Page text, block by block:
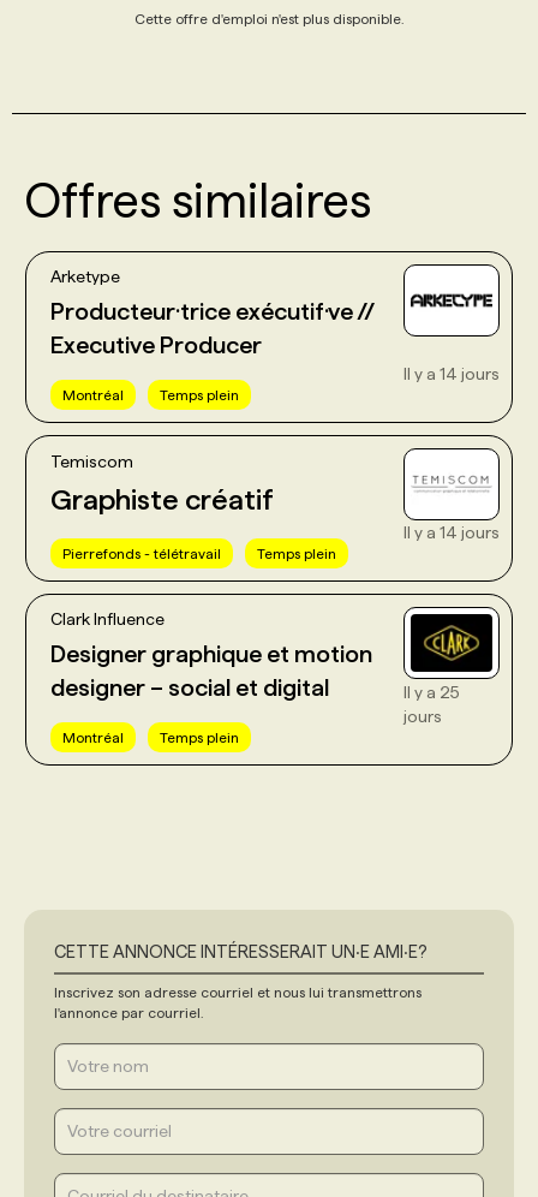
Cette offre d'emploi n'est plus disponible.
Offres similaires
Arketype
Producteur·trice exécutif·ve //
Executive Producer
Montréal Temps plein
Il y a 14 jours
Temiscom
Graphiste créatif
Pierrefonds - télétravail Temps plein
Il y a 14 jours
Clark Influence
Designer graphique et motion
designer – social et digital
Montréal Temps plein
Il y a 25
jours
CETTE ANNONCE INTÉRESSERAIT UN‧E AMI‧E?
Inscrivez son adresse courriel et nous lui transmettrons
l'annonce par courriel.